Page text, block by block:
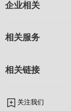
企业相关
相关服务
相关链接
关注我们